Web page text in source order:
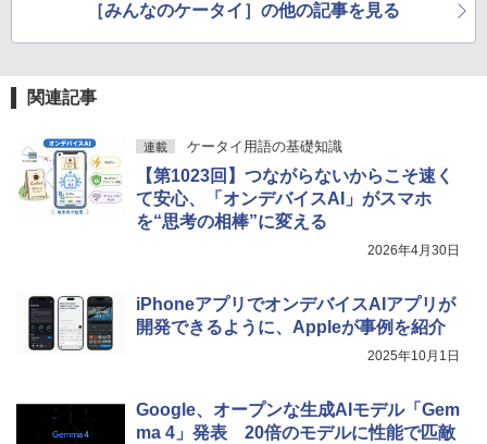
［みんなのケータイ］の他の記事を見る
関連記事
連載 ケータイ用語の基礎知識
【第1023回】つながらないからこそ速く
て安心、「オンデバイスAI」がスマホ
を“思考の相棒”に変える
2026年4月30日
iPhoneアプリでオンデバイスAIアプリが
開発できるように、Appleが事例を紹介
2025年10月1日
Google、オープンな生成AIモデル「Gem
ma 4」発表 20倍のモデルに性能で匹敵